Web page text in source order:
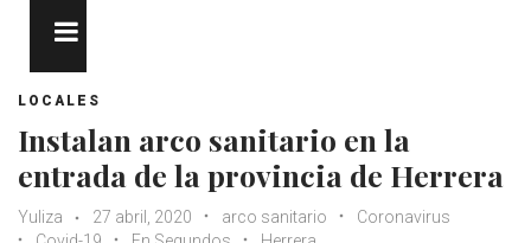
LOCALES
Instalan arco sanitario en la
entrada de la provincia de Herrera
Yuliza 27 abril, 2020 arco sanitario
Coronavirus